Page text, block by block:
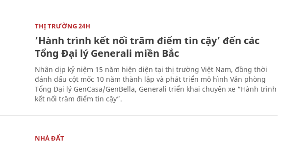
THỊ TRƯỜNG 24H
‘Hành trình kết nối trăm điểm tin cậy’ đến các
Tổng Đại lý Generali miền Bắc
Nhân dịp kỷ niệm 15 năm hiện diện tại thị trường Việt Nam, đồng thời
đánh dấu cột mốc 10 năm thành lập và phát triển mô hình Văn phòng
Tổng Đại lý GenCasa/GenBella, Generali triển khai chuyến xe “Hành trình
kết nối trăm điểm tin cậy”.
NHÀ ĐẤT